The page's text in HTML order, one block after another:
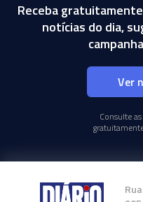
Receba
notícias do dia,
Ver
Consulte